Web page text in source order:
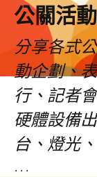
公關活
分享各式
動企劃、
行、記者
硬體設備
台、燈光
…